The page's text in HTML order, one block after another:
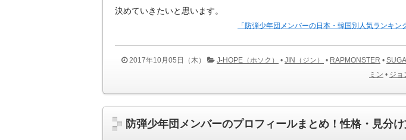
決めていきたいと思います。
「防弾少年団メンバーの日本・韓国別人気ランキン
2017年10月05日（木） J-HOPE（ホソク） • JIN（ジン） • RAPMONSTER •
ミン • ジョ
防弾少年団メンバーのプロフィールまとめ！性格・見分け